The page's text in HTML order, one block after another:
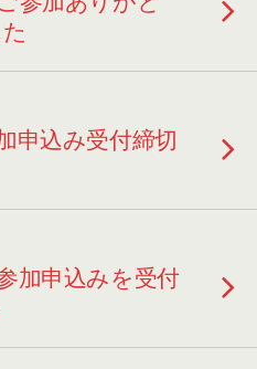
申込み受付締切
加申込みを受付